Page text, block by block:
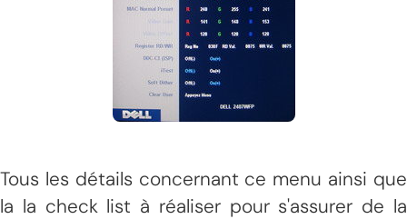
Tous les détails concernant ce menu ainsi que
la la check list à réaliser pour s'assurer de la